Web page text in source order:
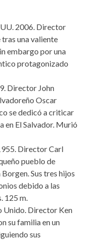
2006. Director
una valiente
embargo por una
protagonizado
Director John
Oscar
se dedicó a criticar
en El Salvador. Murió
Director Carl
pueblo de
Sus tres hijos
debido a las
125 m.
Unido. Director Ken
su familia en un
sus